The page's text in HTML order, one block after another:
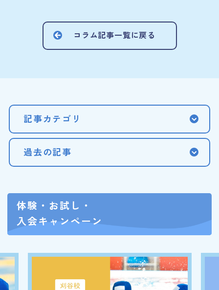
コラム記事一覧に戻る
記事カテゴリ
過去の記事
体験・お試し・
入会キャンペーン